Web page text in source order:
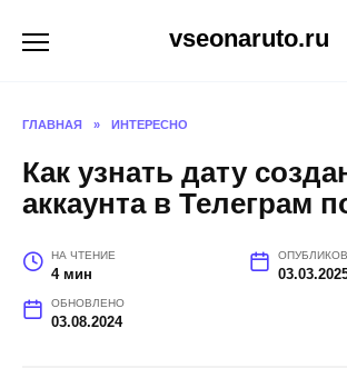
vseonaruto.ru
ГЛАВНАЯ » ИНТЕРЕСНО
Как узнать дату
аккаунта в Телеграм
НА ЧТЕНИЕ
4 мин
ОБНОВЛЕНО
03.08.2024